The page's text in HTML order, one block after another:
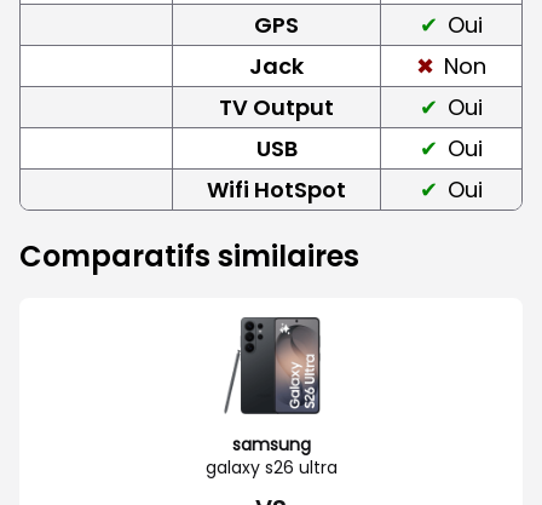
GPS
Oui
Jack
Non
TV Output
Oui
USB
Oui
Wifi HotSpot
Oui
Comparatifs similaires
samsung
galaxy s26 ultra